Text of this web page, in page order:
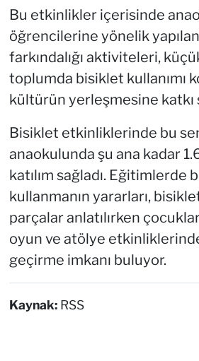
Bu etkinlikler içerisinde
öğrencilerine yönelik
farkındalığı aktiviteleri,
toplumda bisiklet kullanımı
kültürün yerleşmesine katkı
Bisiklet etkinliklerinde bu
anaokulunda şu ana kadar
katılım sağladı. Eğitimlerde
kullanmanın yararları,
parçalar anlatılırken
oyun ve atölye
geçirme imkanı buluyor.
Kaynak: RSS